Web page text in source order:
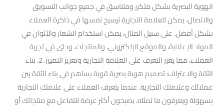
الهوية البصرية بشكل متكرر ومتناسق في جميع جوانب التسويق
والاتصال، يمكن للعلامة التجارية ترسيخ نفسها في ذاكرة العملاء
بشكل أفضل. على سبيل المثال، يمكن استخدام الشعار والألوان في
المواد الإعلانية، والموقع الإلكتروني، والمنتجات، وحتى في تجربة
العملاء، مما يعزز التعرف على العلامة التجارية وتعزيز التمييز. 2. بناء
الثقة والاعتراف: تصميم هوية بصرية قوية يساهم في بناء الثقة بين
عملائك وعلامتك التجارية. عندما يتعرف العملاء على علامتك التجارية
بسهولة ويعرفون ما تمثله، يصبحون أكثر عرضة للتفاعل مع منتجاتك أو